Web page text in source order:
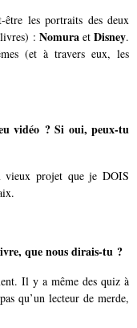
les portraits des deux
: NomuraetDisney.
(et à travers eux, les
vidéo ? Si oui, peux-tu
projet que je DOIS
que nous dirais-tu ?
Il y a même des quiz à
qu’un lecteur de merde,